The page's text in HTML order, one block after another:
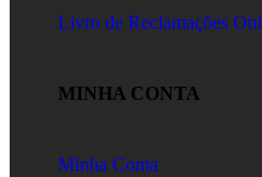
Livro de Reclamações
MINHA CONTA
Minha Conta